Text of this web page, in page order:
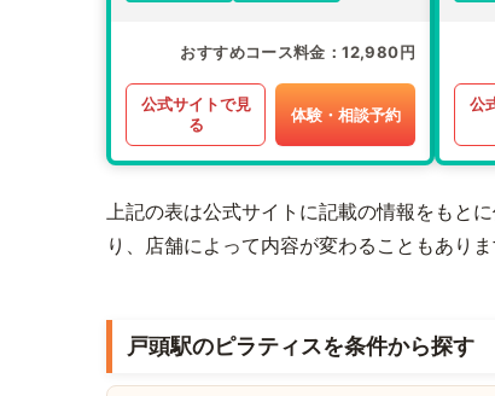
おすすめコース料金 12,980円
公式サイトで見
る
体験・相談予約
公
上記の表は公式サイトに記載の情報をもと
り、店舗によって内容が変わることもあり
戸頭駅のピラティスを条件から探す